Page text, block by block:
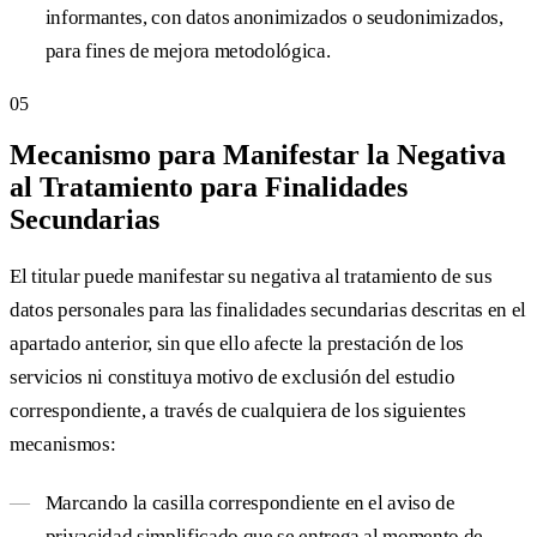
informantes, con datos anonimizados o seudonimizados,
para fines de mejora metodológica.
05
Mecanismo para Manifestar la Negativa
al Tratamiento para Finalidades
Secundarias
El titular puede manifestar su negativa al tratamiento de sus
datos personales para las finalidades secundarias descritas en el
apartado anterior, sin que ello afecte la prestación de los
servicios ni constituya motivo de exclusión del estudio
correspondiente, a través de cualquiera de los siguientes
mecanismos:
Marcando la casilla correspondiente en el aviso de